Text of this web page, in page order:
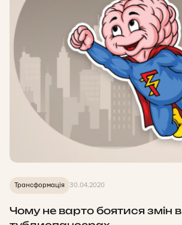
Трансформація 30.04.2020
Чому не варто боятися змін в